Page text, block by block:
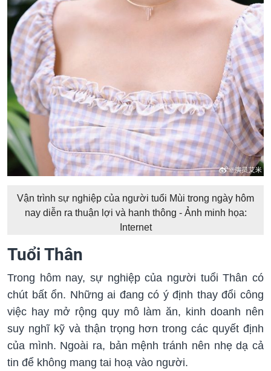
Vận trình sự nghiệp của người tuổi Mùi trong ngày hôm
nay diễn ra thuận lợi và hanh thông - Ảnh minh họa:
Internet
Tuổi Thân
Trong hôm nay, sự nghiệp của người tuổi Thân có
chút bất ổn. Những ai đang có ý định thay đổi công
việc hay mở rộng quy mô làm ăn, kinh doanh nên
suy nghĩ kỹ và thận trọng hơn trong các quyết định
của mình. Ngoài ra, bản mệnh tránh nên nhẹ dạ cả
tin để không mang tai hoạ vào người.